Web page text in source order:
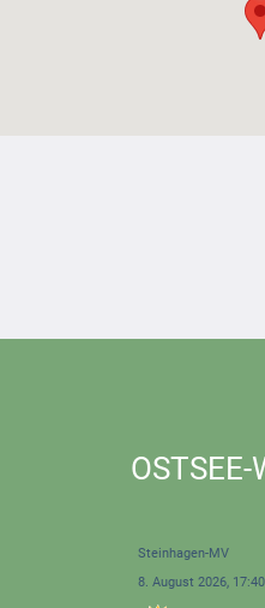
OSTSEE-
Steinhagen-MV
8. August 2026, 17:40